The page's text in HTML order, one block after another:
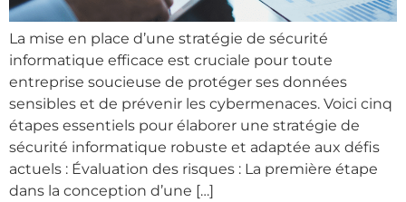
La mise en place d’une stratégie de sécurité
informatique efficace est cruciale pour toute
entreprise soucieuse de protéger ses données
sensibles et de prévenir les cybermenaces. Voici cinq
étapes essentiels pour élaborer une stratégie de
sécurité informatique robuste et adaptée aux défis
actuels : Évaluation des risques : La première étape
dans la conception d’une […]